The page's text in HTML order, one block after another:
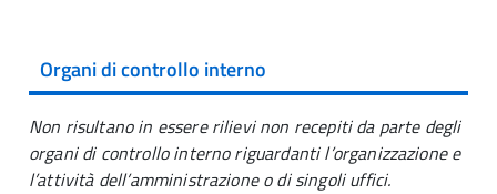
Organi di controllo interno
Non risultano in essere rilievi non recepiti da parte degli
organi di controllo interno riguardanti l’organizzazione e
l’attività dell’amministrazione o di singoli uffici.